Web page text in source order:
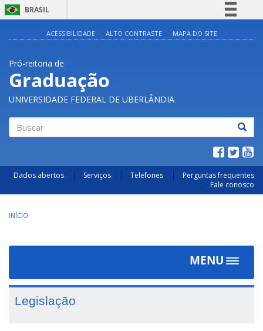
BRASIL
Legislação
Canais
ACESSIBILIDADE ALTO CONTRASTE MAPA DO SITE
Pró-reitoria de
Graduação
UNIVERSIDADE FEDERAL DE UBERLÂNDIA
Dados abertos Serviços Telefones
Perguntas frequentes
Fale conosco
INÍCIO
MENU
Toggle
Legislação